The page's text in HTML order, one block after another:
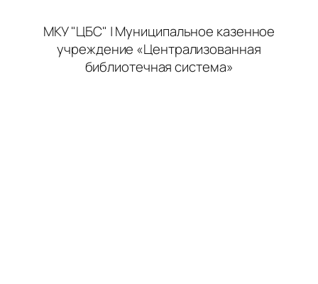
МКУ "ЦБС" | Муниципальное казенное
учреждение «Централизованная
библиотечная система»